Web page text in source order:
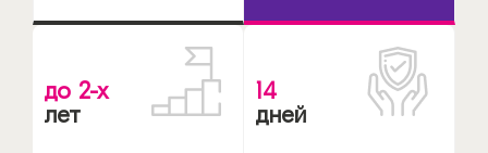
до 2-х
лет
14
дней